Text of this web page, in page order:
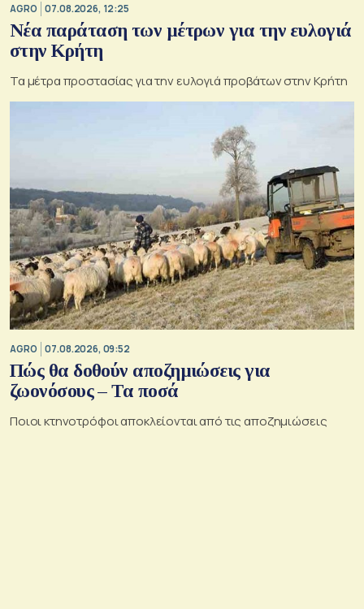
AGRO 07.08.2026, 12:25
Νέα παράταση των μέτρων για την ευλογιά
στην Κρήτη
Τα μέτρα προστασίας για την ευλογιά προβάτων στην Κρήτη
AGRO 07.08.2026, 09:52
Πώς θα δοθούν αποζημιώσεις για
ζωονόσους – Τα ποσά
Ποιοι κτηνοτρόφοι αποκλείονται από τις αποζημιώσεις